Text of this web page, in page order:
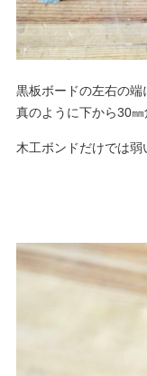
黒板ボードの左右の
真のように下から30㎜
木工ボンドだけでは弱